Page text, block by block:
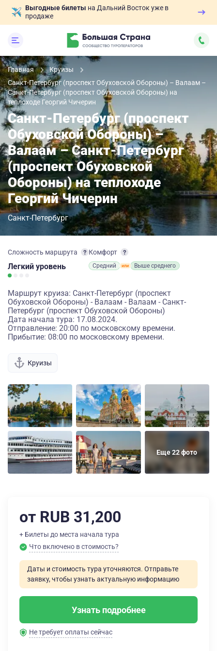
Выгодные билеты на Дальний Восток уже в
продаже
Главная
Круизы
Санкт-Петербург (проспект Обуховской Обороны) – Валаам –
Санкт-Петербург (проспект Обуховской Обороны) на
теплоходе Георгий Чичерин
Санкт-Петербург (проспект
Обуховской Обороны) –
Валаам – Санкт-Петербург
(проспект Обуховской
Обороны) на теплоходе
Георгий Чичерин
Санкт-Петербург
Сложность маршрута
Легкий уровень
Комфорт
Средний Выше среднего
Маршрут круиза: Санкт-Петербург (проспект
Обуховской Обороны) - Валаам - Валаам - Санкт-
Петербург (проспект Обуховской Обороны)
Дата начала тура: 17.08.2024.
Отправление: 20:00 по московскому времени.
Прибытие: 08:00 по московскому времени.
Круизы
Еще 22 фото
от RUB 31,200
+ Билеты до места начала тура
Что включено в стоимость?
Даты и стоимость тура уточняются. Отправьте
заявку, чтобы узнать актуальную информацию
Узнать подробнее
Не требует оплаты сейчас